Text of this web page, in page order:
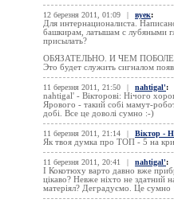
12 березня 2011, 01:09 | вуек:
Для интернационалиста.
башкирам, латышам с лубяными
присылать?
ОБЯЗАТЕЛЬНО. И ЧЕМ
Это будет служить сигналом
11 березня 2011, 21:50 | nahtigal':
nahtigal' - Вікторові: Нічого
Ярового - такий собі мамут-
добі. Все це доволі сумно :-)
11 березня 2011, 21:14 |
Віктор -
Як твоя думка про ТОП - 5 на
11 березня 2011, 20:41 | nahtigal':
І Кокотюху варто давно вже
цікаво? Невже ніхто не здатний
матеріял? Деградуємо. Це сумно